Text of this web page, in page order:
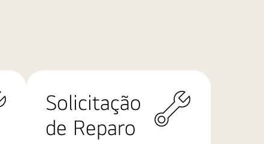
Solicitação
de Reparo